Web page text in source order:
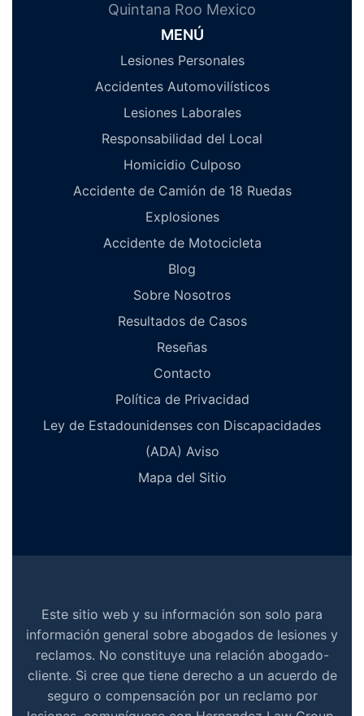
Quintana Roo Mexico
MENÚ
Lesiones Personales
Accidentes Automovilísticos
Lesiones Laborales
Responsabilidad del Local
Homicidio Culposo
Accidente de Camión de 18 Ruedas
Explosiones
Accidente de Motocicleta
Blog
Sobre Nosotros
Resultados de Casos
Reseñas
Contacto
Política de Privacidad
Ley de Estadounidenses con Discapacidades
(ADA) Aviso
Mapa del Sitio
Este sitio web y su información son solo para
información general sobre abogados de lesiones y
reclamos. No constituye una relación abogado-
cliente. Si cree que tiene derecho a un acuerdo de
seguro o compensación por un reclamo por